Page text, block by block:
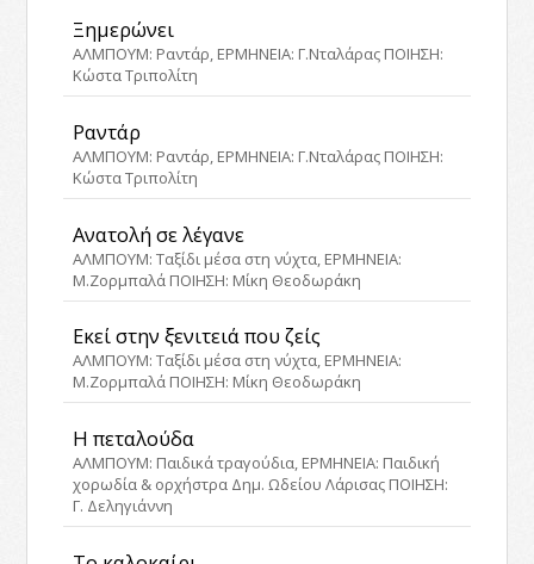
Ξημερώνει
ΑΛΜΠΟΥΜ: Ραντάρ, ΕΡΜΗΝΕΙΑ: Γ.Νταλάρας ΠΟΙΗΣΗ:
Κώστα Τριπολίτη
Ραντάρ
ΑΛΜΠΟΥΜ: Ραντάρ, ΕΡΜΗΝΕΙΑ: Γ.Νταλάρας ΠΟΙΗΣΗ:
Κώστα Τριπολίτη
Ανατολή σε λέγανε
ΑΛΜΠΟΥΜ: Ταξίδι μέσα στη νύχτα, ΕΡΜΗΝΕΙΑ:
Μ.Ζορμπαλά ΠΟΙΗΣΗ: Μίκη Θεοδωράκη
Εκεί στην ξενιτειά που ζείς
ΑΛΜΠΟΥΜ: Ταξίδι μέσα στη νύχτα, ΕΡΜΗΝΕΙΑ:
Μ.Ζορμπαλά ΠΟΙΗΣΗ: Μίκη Θεοδωράκη
Η πεταλούδα
ΑΛΜΠΟΥΜ: Παιδικά τραγούδια, ΕΡΜΗΝΕΙΑ: Παιδική
χορωδία & ορχήστρα Δημ. Ωδείου Λάρισας ΠΟΙΗΣΗ:
Γ. Δεληγιάννη